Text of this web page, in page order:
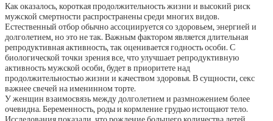
Как оказалось, короткая продолжительность жизни и высокий риск
мужской смертности распространены среди многих видов.
Естественный отбор обычно ассоциируется со здоровьем, энергией и
долголетием, но это не так. Важным фактором является длительная
репродуктивная активность, так оценивается годность особи. С
биологической точки зрения все, что улучшает репродуктивную
активность мужской особи, будет в приоритете над
продолжительностью жизни и качеством здоровья. В сущности, секс
важнее свечей на именинном торте.
У женщин взаимосвязь между долголетием и размножением более
очевидна. Беременность, роды и кормление грудью истощают тело.